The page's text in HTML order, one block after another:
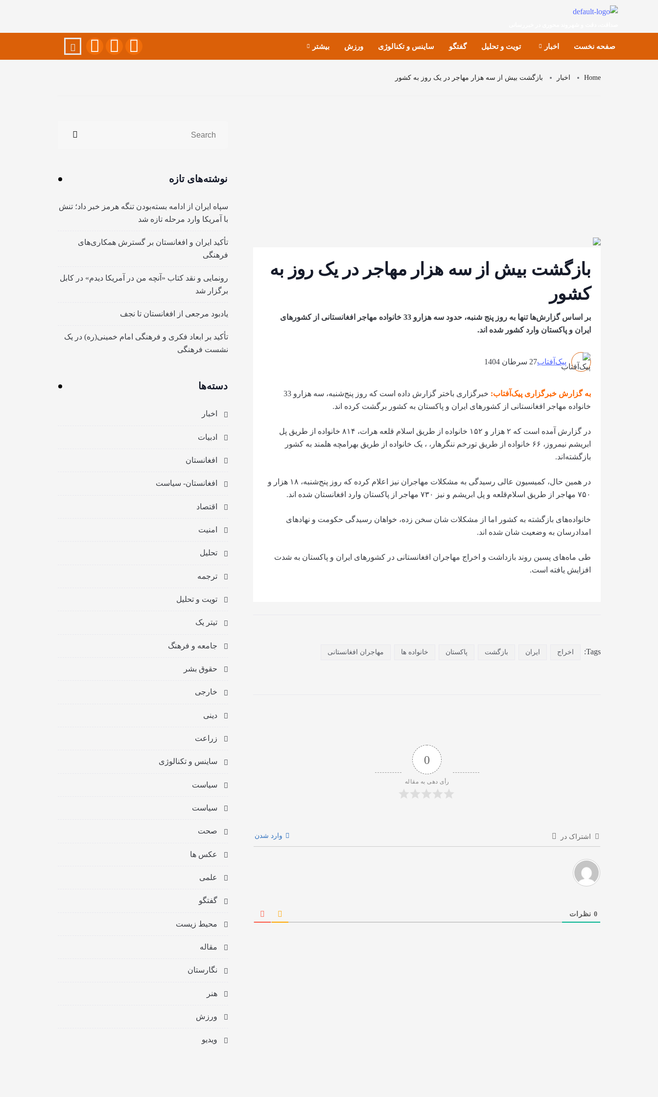
صفحه نخست اخبار تویت و تحلیل گفتگو ساینس و تکنالوژی ورزش بیشتر
Home اخبار بازگشت بیش از سه هزار مهاجر در یک روز به کشور
بازگشت بیش از سه هزار مهاجر در یک روز به
کشور
بر اساس گزارش‌ها تنها به روز پنج شنبه، حدود سه هزارو 33 خانواده مهاجر افغانستانی از کشورهای
ایران و پاکستان وارد کشور شده اند.
پیک‌آفتاب27 سرطان 1404
به گزارش خبرگزاری پیک‌آفتاب:
خبرگزاری باختر گزارش داده است که روز پنج‌شنبه، سه هزارو 33
خانواده مهاجر افغانستانی از کشورهای ایران و پاکستان به کشور برگشت کرده اند.
در گزارش آمده است که ۲ هزار و ۱۵۲ خانواده از طریق اسلام قلعه هرات، ۸۱۴ خانواده از طریق پل
ابریشم نیمروز، ۶۶ خانواده از طریق تورخم ننگرهار، ، یک خانواده از طریق بهرامچه هلمند به کشور
بازگشته‌اند.
در همین حال، کمیسیون عالی رسیدگی به مشکلات مهاجران نیز اعلام کرده که روز پنج‌شنبه، ۱۸ هزار و
۷۵۰ مهاجر از طریق اسلام‌قلعه و پل ابریشم و نیز ۷۳۰ مهاجر از پاکستان وارد افغانستان شده اند.
خانواده‌های بازگشته به کشور اما از مشکلات شان سخن زده، خواهان رسیدگی حکومت و نهادهای
امدادرسان به وضعیت شان شده اند.
طی ماه‌های پسین روند بازداشت و اخراج مهاجران افغانستانی در کشورهای ایران و پاکستان به شدت
افزایش یافته است.
Tags: اخراج ایران بازگشت پاکستان خانواده ها مهاجران افغانستانی
0
رأی دهی به مقاله
اشتراک در وارد شدن
0 نظرات
نوشته‌های تازه
سپاه ایران از ادامه بسته‌بودن تنگه هرمز خبر داد؛ تنش
با آمریکا وارد مرحله تازه شد
تأکید ایران و افغانستان بر گسترش همکاری‌های
فرهنگی
رونمایی و نقد کتاب «آنچه من در آمریکا دیدم» در کابل
برگزار شد
یادبود مرجعی از افغانستان تا نجف
تأکید بر ابعاد فکری و فرهنگی امام خمینی(ره) در یک
نشست فرهنگی
دسته‌ها
اخبار
ادبیات
افغانستان
افغانستان- سیاست
اقتصاد
امنیت
تحلیل
ترجمه
تویت و تحلیل
تیتر یک
جامعه و فرهنگ
حقوق بشر
خارجی
دینی
زراعت
ساینس و تکنالوژی
سیاست
سیاست
صحت
عکس ها
علمی
گفتگو
محیط زیست
مقاله
نگارستان
هنر
ورزش
ویدیو